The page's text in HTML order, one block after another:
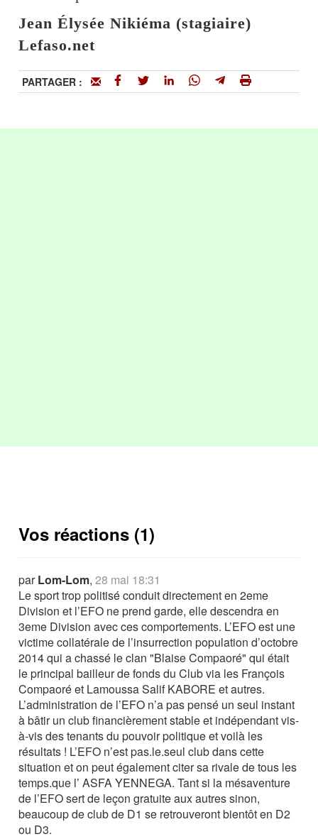
Jean Élysée Nikiéma (stagiaire)
Lefaso.net
PARTAGER :
Vos réactions (1)
parLom-Lom,28 mai 18:31
Le sport trop politisé conduit directement en 2eme
Division et l’EFO ne prend garde, elle descendra en
3eme Division avec ces comportements. L’EFO est une
victime collatérale de l’insurrection population d’octobre
2014 qui a chassé le clan "Blaise Compaoré" qui était
le principal bailleur de fonds du Club via les François
Compaoré et Lamoussa Salif KABORE et autres.
L’administration de l’EFO n’a pas pensé un seul instant
à bâtir un club financièrement stable et indépendant vis-
à-vis des tenants du pouvoir politique et voilà les
résultats ! L’EFO n’est pas.le.seul club dans cette
situation et on peut également citer sa rivale de tous les
temps.que l’ ASFA YENNEGA. Tant si la mésaventure
de l’EFO sert de leçon gratuite aux autres sinon,
beaucoup de club de D1 se retrouveront bientôt en D2
ou D3.